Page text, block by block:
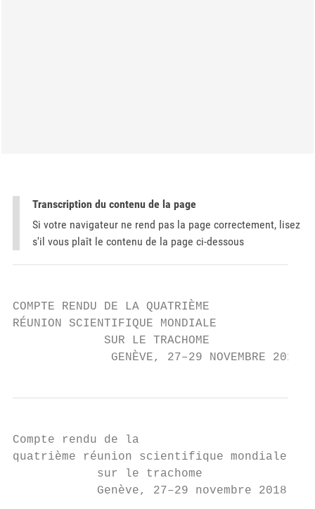
Transcription du contenu de la page
Si votre navigateur ne rend pas la page correctement, lisez
s'il vous plaît le contenu de la page ci-dessous
COMPTE RENDU DE LA QUATRIÈME
RÉUNION SCIENTIFIQUE MONDIALE
             SUR LE TRACHOME
              GENÈVE, 27–29 NOVEMBRE 2018
Compte rendu de la
quatrième réunion scientifique mondiale
            sur le trachome
            Genève, 27–29 novembre 2018